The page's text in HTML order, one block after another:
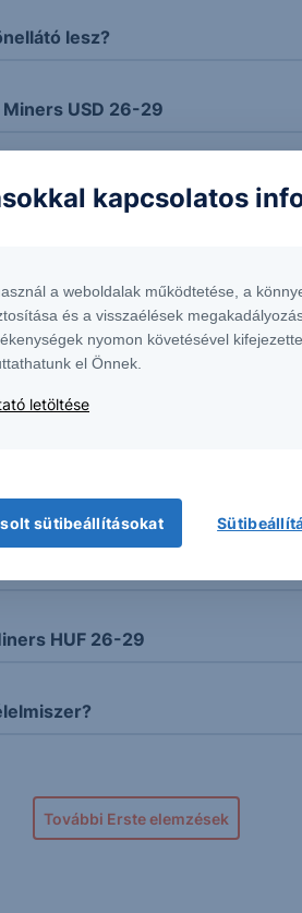
lesz?
Miners USD 26-29
terméshozamok a tavalyitól –
HUF 26-29
További Erste elemzések
kapcsolatos
a weboldalak működtetése, a
és a visszaélések
nyomon követésével
el Önnek.
letöltése
sütibeállításokat